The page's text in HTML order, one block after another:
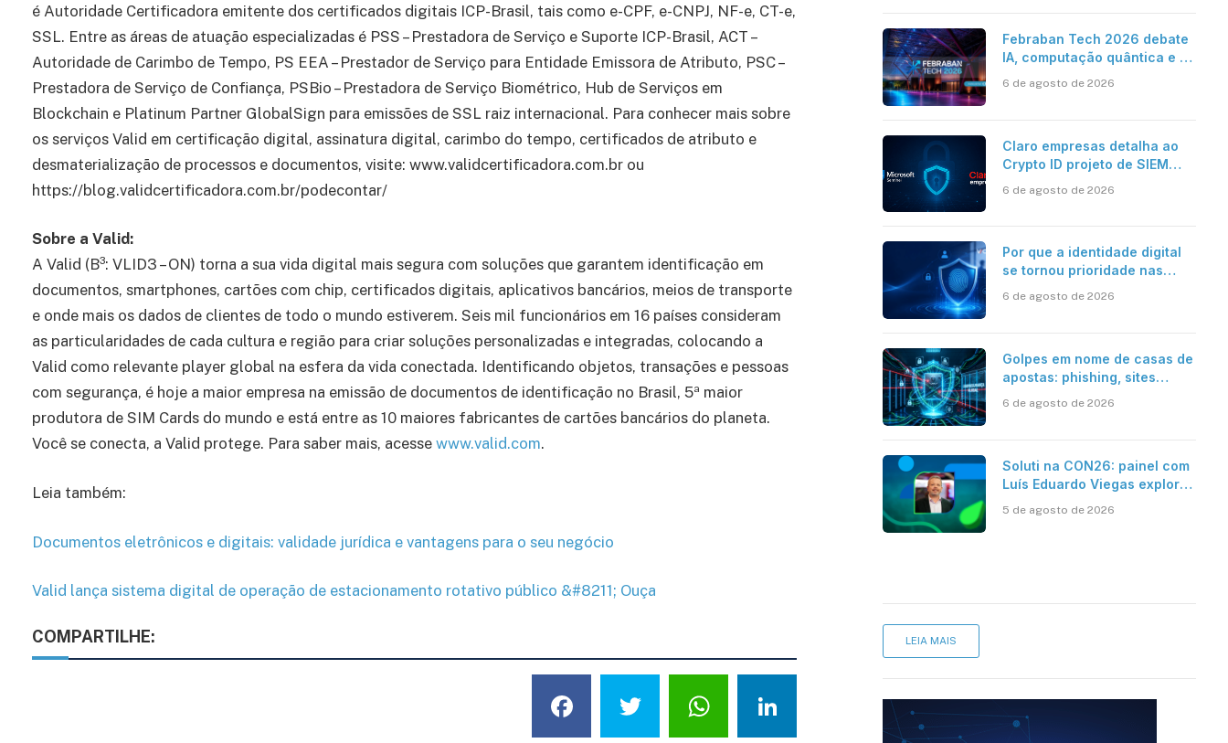
é Autoridade Certificadora emitente dos certificados digitais ICP-Brasil, tais como e-CPF, e-CNPJ, NF-e, CT-e,
SSL. Entre as áreas de atuação especializadas é PSS – Prestadora de Serviço e Suporte ICP-Brasil, ACT –
Autoridade de Carimbo de Tempo, PS EEA – Prestador de Serviço para Entidade Emissora de Atributo, PSC –
Prestadora de Serviço de Confiança, PSBio – Prestadora de Serviço Biométrico, Hub de Serviços em
Blockchain e Platinum Partner GlobalSign para emissões de SSL raiz internacional. Para conhecer mais sobre
os serviços Valid em certificação digital, assinatura digital, carimbo do tempo, certificados de atributo e
desmaterialização de processos e documentos, visite: www.validcertificadora.com.br ou
https://blog.validcertificadora.com.br/podecontar/
Sobre a Valid:
A Valid (B³: VLID3 – ON) torna a sua vida digital mais segura com soluções que garantem identificação em
documentos, smartphones, cartões com chip, certificados digitais, aplicativos bancários, meios de transporte
e onde mais os dados de clientes de todo o mundo estiverem. Seis mil funcionários em 16 países consideram
as particularidades de cada cultura e região para criar soluções personalizadas e integradas, colocando a
Valid como relevante player global na esfera da vida conectada. Identificando objetos, transações e pessoas
com segurança, é hoje a maior empresa na emissão de documentos de identificação no Brasil, 5ª maior
produtora de SIM Cards do mundo e está entre as 10 maiores fabricantes de cartões bancários do planeta.
Você se conecta, a Valid protege. Para saber mais, acesse www.valid.com.
Leia também:
Documentos eletrônicos e digitais: validade jurídica e vantagens para o seu negócio
Valid lança sistema digital de operação de estacionamento rotativo público &#8211; Ouça
COMPARTILHE:
Facebook
TwitterWhatsApp
LinkedIn
Febraban Tech 2026 debate
IA, computação quântica e os
bancária
6 de agosto de 2026
Claro empresas detalha ao
Crypto ID projeto de SIEM
resposta automatizada
6 de agosto de 2026
Por que a identidade digital
se tornou prioridade nas
6 de agosto de 2026
Golpes em nome de casas de
apostas: phishing, sites
6 de agosto de 2026
Soluti na CON26: painel com
Luís Eduardo Viegas explora
eficiência da Contabilidade
5 de agosto de 2026
LEIA MAIS